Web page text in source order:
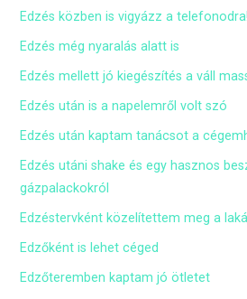
Edzés közben is vigyázz a telefonodra!
Edzés még nyaralás alatt is
Edzés mellett jó kiegészítés a váll
Edzés után is a napelemről volt szó
Edzés után kaptam tanácsot a
Edzés utáni shake és egy hasznos
gázpalackokról
Edzéstervként közelítettem meg a
Edzőként is lehet céged
Edzőteremben kaptam jó ötletet